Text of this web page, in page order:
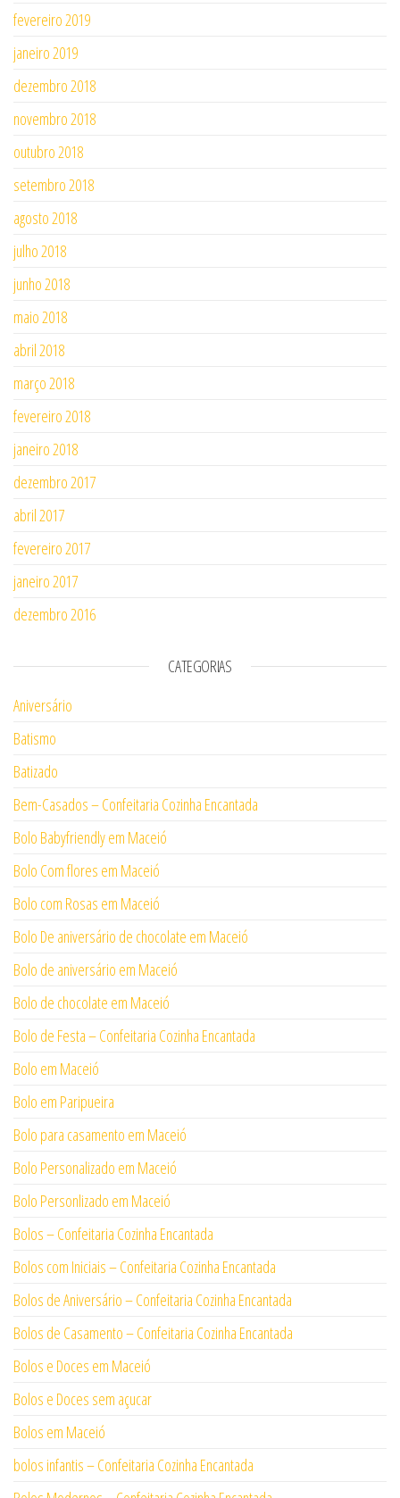
fevereiro 2019
janeiro 2019
dezembro 2018
novembro 2018
outubro 2018
setembro 2018
agosto 2018
julho 2018
junho 2018
maio 2018
abril 2018
março 2018
fevereiro 2018
janeiro 2018
dezembro 2017
abril 2017
fevereiro 2017
janeiro 2017
dezembro 2016
CATEGORIAS
Aniversário
Batismo
Batizado
Bem-Casados – Confeitaria Cozinha Encantada
Bolo Babyfriendly em Maceió
Bolo Com flores em Maceió
Bolo com Rosas em Maceió
Bolo De aniversário de chocolate em Maceió
Bolo de aniversário em Maceió
Bolo de chocolate em Maceió
Bolo de Festa – Confeitaria Cozinha Encantada
Bolo em Maceió
Bolo em Paripueira
Bolo para casamento em Maceió
Bolo Personalizado em Maceió
Bolo Personlizado em Maceió
Bolos – Confeitaria Cozinha Encantada
Bolos com Iniciais – Confeitaria Cozinha Encantada
Bolos de Aniversário – Confeitaria Cozinha Encantada
Bolos de Casamento – Confeitaria Cozinha Encantada
Bolos e Doces em Maceió
Bolos e Doces sem açucar
Bolos em Maceió
bolos infantis – Confeitaria Cozinha Encantada